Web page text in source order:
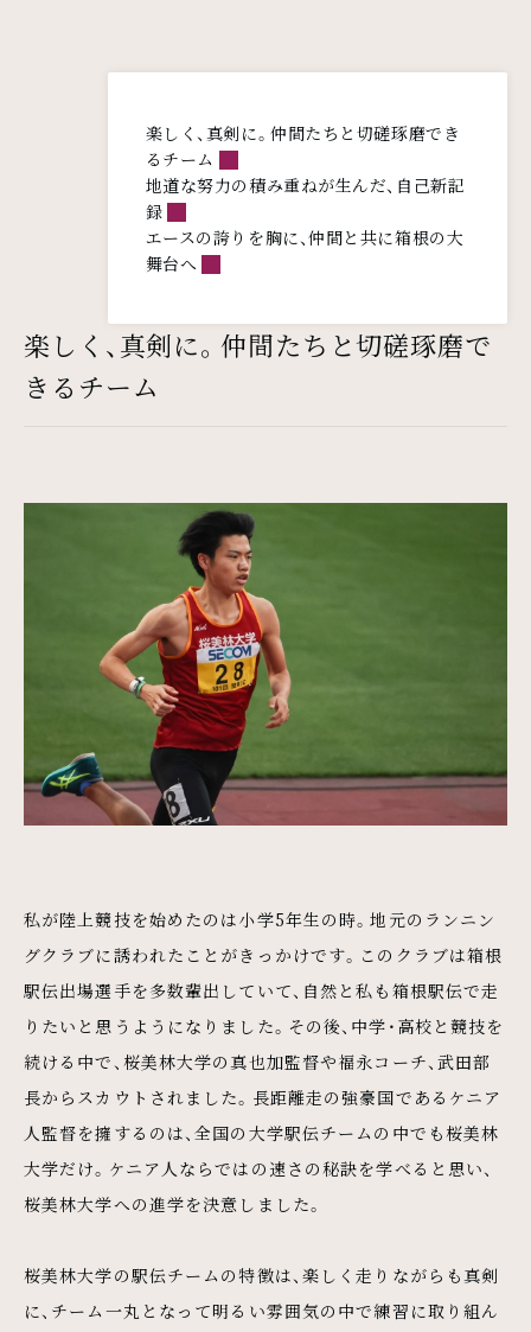
楽しく、真剣に。仲間たちと切磋琢磨でき
るチーム
地道な努力の積み重ねが生んだ、自己新記
録
エースの誇りを胸に、仲間と共に箱根の大
舞台へ
楽しく、真剣に。仲間たちと切磋琢磨で
きるチーム
私が陸上競技を始めたのは小学5年生の時。地元のランニン
グクラブに誘われたことがきっかけです。このクラブは箱根
駅伝出場選手を多数輩出していて、自然と私も箱根駅伝で走
りたいと思うようになりました。その後、中学・高校と競技を
続ける中で、桜美林大学の真也加監督や福永コーチ、武田部
長からスカウトされました。長距離走の強豪国であるケニア
人監督を擁するのは、全国の大学駅伝チームの中でも桜美林
大学だけ。ケニア人ならではの速さの秘訣を学べると思い、
桜美林大学への進学を決意しました。
桜美林大学の駅伝チームの特徴は、楽しく走りながらも真剣
に、チーム一丸となって明るい雰囲気の中で練習に取り組ん